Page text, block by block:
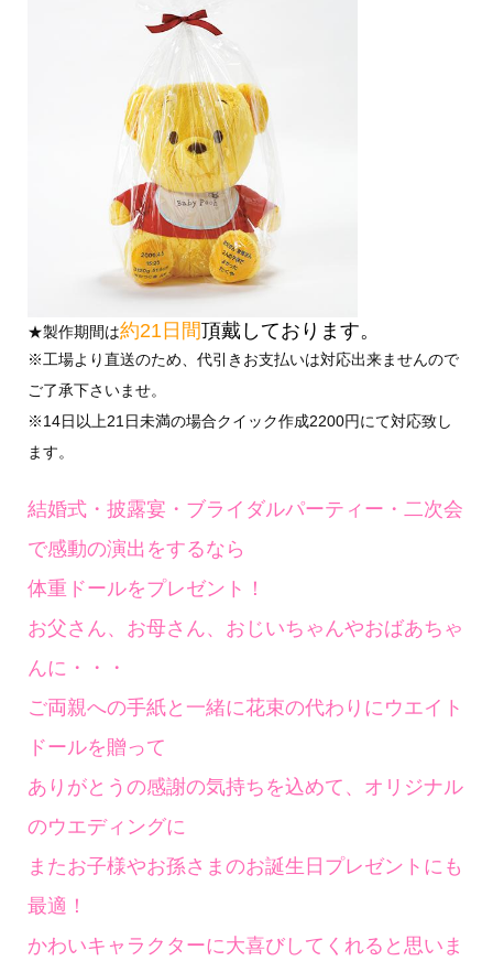
★製作期間は約21日間頂戴しております。
※工場より直送のため、代引きお支払いは対応出来ませんので
ご了承下さいませ。
※14日以上21日未満の場合クイック作成2200円にて対応致し
ます。
結婚式・披露宴・ブライダルパーティー・二次会
で感動の演出をするなら
体重ドールをプレゼント！
お父さん、お母さん、おじいちゃんやおばあちゃ
んに・・・
ご両親への手紙と一緒に花束の代わりにウエイト
ドールを贈って
ありがとうの感謝の気持ちを込めて、オリジナル
のウエディングに
またお子様やお孫さまのお誕生日プレゼントにも
最適！
かわいキャラクターに大喜びしてくれると思いま